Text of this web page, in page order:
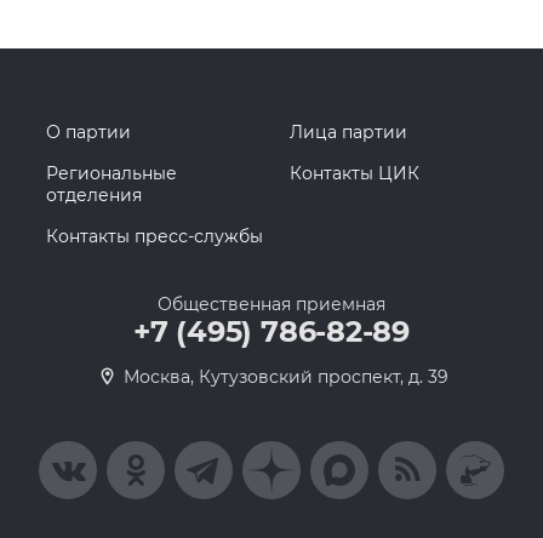
О партии
Лица партии
Региональные
отделения
Контакты ЦИК
Контакты пресс-службы
Общественная приемная
+7 (495) 786-82-89
Москва, Кутузовский проспект, д. 39